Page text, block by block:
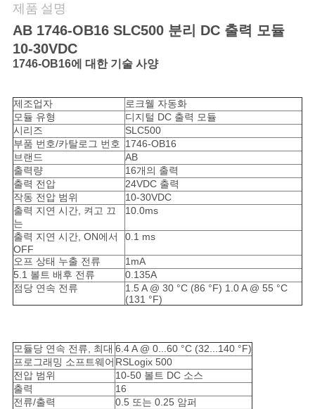
처
뉴
스
모
든
케
이
스
견
요
청
제품 설명
AB 1746-OB16 SLC500 분리 DC 출력 모듈
10-30VDC
1746-OB16에 대한 기술 사양
제조업자
로크웰 자동화
모듈 유형
디지털 DC 출력 모듈
시리즈
SLC500
부품 번호/카탈로그 번호 1746-OB16
브랜드
AB
출력량
16개의 출력
출력 전압
24VDC 출력
작동 전압 범위
10-30VDC
출력 지연 시간, 켜고 끄
는
10.0ms
출력 지연 시간, ON에서
OFF
0.1 ms
오프 상태 누출 전류
1mA
5.1 볼트 배후 전류
0.135A
점당 연속 전류
1.5 A @ 30 °C (86 °F) 1.0 A @ 55 °C
(131 °F)
모듈당 연속 전류, 최대 6.4 A @ 0...60 °C (32...140 °F)
프로그래밍 소프트웨어 RSLogix 500
전압 범위
10-50 볼트 DC 소스
출력
16
전류/출력
0.5 또는 0.25 암퍼